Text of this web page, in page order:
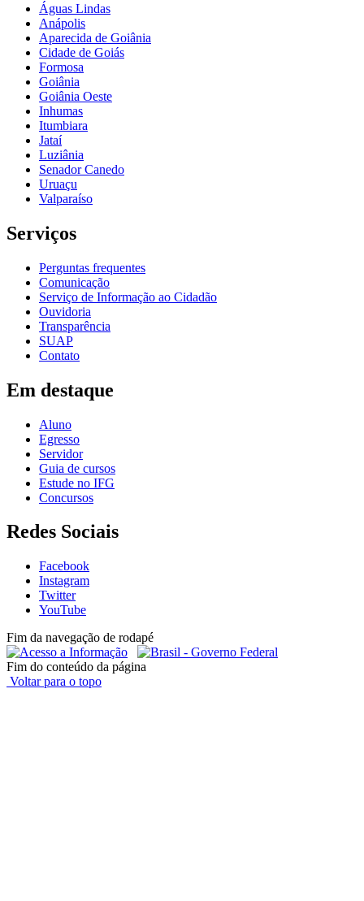
Águas Lindas
Anápolis
Aparecida de Goiânia
Cidade de Goiás
Formosa
Goiânia
Goiânia Oeste
Inhumas
Itumbiara
Jataí
Luziânia
Senador Canedo
Uruaçu
Valparaíso
Serviços
Perguntas frequentes
Comunicação
Serviço de Informação ao Cidadão
Ouvidoria
Transparência
SUAP
Contato
Em destaque
Aluno
Egresso
Servidor
Guia de cursos
Estude no IFG
Concursos
Redes Sociais
Facebook
Instagram
Twitter
YouTube
Fim da navegação de rodapé
Fim do conteúdo da página
Voltar para o topo